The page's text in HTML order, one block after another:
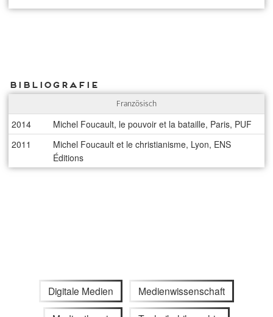
Bibliografie
Französisch
2014
Michel Foucault, le pouvoir et la bataille, Paris, PUF
2011
Michel Foucault et le christianisme, Lyon, ENS
Éditions
Digitale Medien Medienwissenschaft